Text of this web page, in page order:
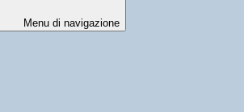
Menu di navigazione